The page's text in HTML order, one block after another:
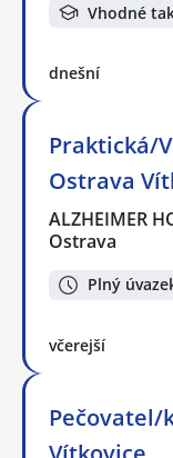
Vhodné
dnešní
Praktická/
Ostrava
ALZHEIMER
Ostrava
Plný
včerejší
Pečovatel/